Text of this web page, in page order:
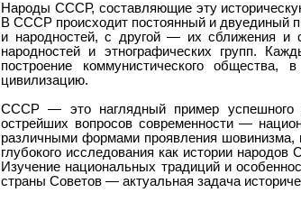
Народы СССР, составляющие эту
В СССР происходит постоянный и двуединый
и народностей, с другой — их сближения
народностей и этнографических групп.
построение коммунистического
цивилизацию.
СССР — это наглядный пример успешного
острейших вопросов современности —
различными формами проявления шовинизма,
глубокого исследования как истории
Изучение национальных традиций и
страны Советов — актуальная задача